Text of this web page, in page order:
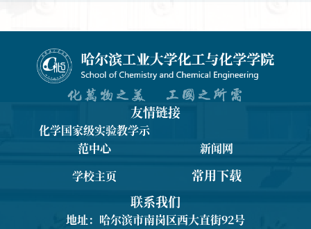
友情链接
化学国家级实验教学示
范中心
新闻网
学校主页
常用下载
联系我们
地址：哈尔滨市南岗区西大直街92号